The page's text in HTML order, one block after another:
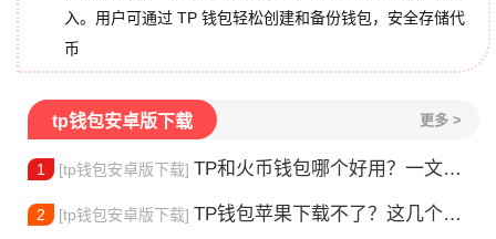
入。用户可通过 TP 钱包轻松创建和备份钱包，安全存储代
币
tp钱包安卓版下载 更多 >
1 [tp钱包安卓版下载] TP和火币钱包哪个好用？一文帮你选对加密钱包
2 [tp钱包安卓版下载] TP钱包苹果下载不了？这几个原因你得知道